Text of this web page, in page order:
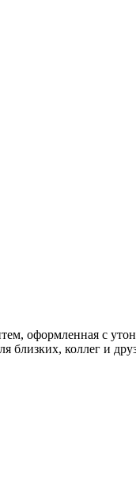
оформленная с
близких, коллег и